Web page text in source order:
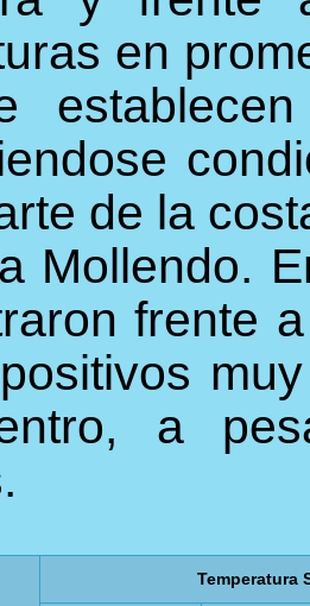
en
de la
Mollendo.
frente
a
Temperatura